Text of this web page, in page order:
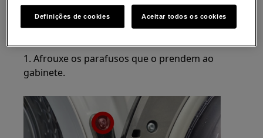
sobre o lado esquerdo, para evitar o risco de
água residual cair na placa de circuito
1. Afrouxe os parafusos que o prendem ao
gabinete.
Definições de cookies Aceitar todos os cookies